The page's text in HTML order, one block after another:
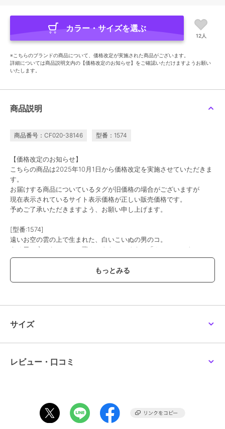
カラー・サイズを選ぶ
12人
※こちらのブランドの商品について、価格改定が実施された商品がございます。
詳細については商品説明文内の【価格改定のお知らせ】をご確認いただけますようお願い
いたします。
商品説明
商品番号：CF020-38146 型番：1574
【価格改定のお知らせ】
こちらの商品は2025年10月1日から価格改定を実施させていただきま
す。
お届けする商品についているタグが旧価格の場合がございますが
現在表示されているサイト表示価格が正しい販売価格です。
予めご了承いただきますよう、お願い申し上げます。
[型番:1574]
遠いお空の雲の上で生まれた、白いこいぬの男のコ。
ある日、空からフワフワ飛んできたところを、「カフェ・シナモン」
のお姉さんに見つけられ、そのままいっしょに住むことに。
この商品は、不良品のみ返品を承ります
ショップ
＊＊
＊＊
サイズ
レビュー・口コミ